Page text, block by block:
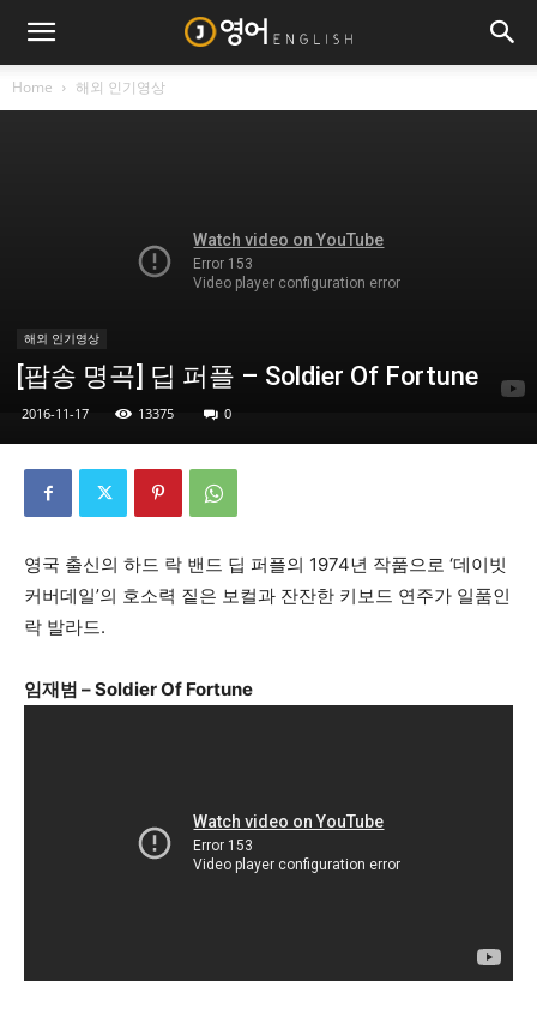
Home 해외 인기영상
해외 인기영상
[팝송 명곡] 딥 퍼플 – Soldier Of Fortune
2016-11-17 13375 0
영국 출신의 하드 락 밴드 딥 퍼플의 1974년 작품으로 ‘데이빗
커버데일’의 호소력 짙은 보컬과 잔잔한 키보드 연주가 일품인
락 발라드.
임재범 – Soldier Of Fortune